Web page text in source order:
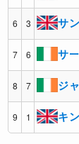
6 3 サ
7 6 サ
8 7 ジ
9 1 キ